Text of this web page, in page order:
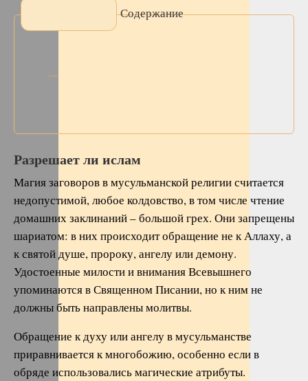
Содержание
Разрешает ли ислам
Магия заговоров в мусульманской религии считается
недопустимой, любое колдовство, в том числе чтение
домашних заклинаний – большой грех. Они запрещены
шариатом: в них происходит обращение не к Аллаху, а
к святой душе, пророку, ангелу или демону.
Удостоенные милости и внимания Всевышнего
упоминаются в Священном Писании, но к ним не
должны быть направлены молитвы.
Обращение к духу или ангелу в мусульманстве
приравнивается к многобожию, особенно если в
обряде использовались магические атрибуты.